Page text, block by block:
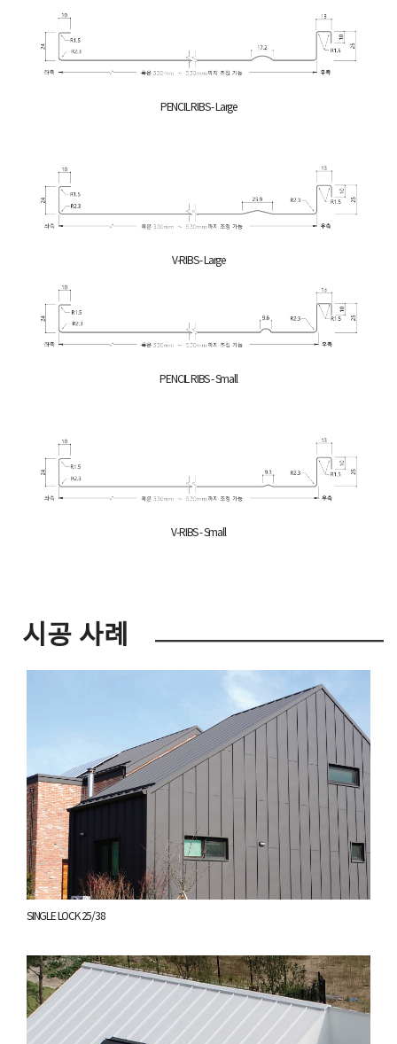
PENCIL RIBS - Large
V-RIBS - Large
PENCIL RIBS - Small
V-RIBS - Small
시공 사례
SINGLE LOCK 25/38